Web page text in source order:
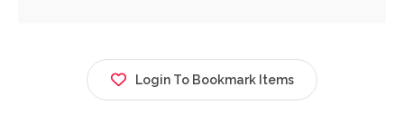
Login To Bookmark Items